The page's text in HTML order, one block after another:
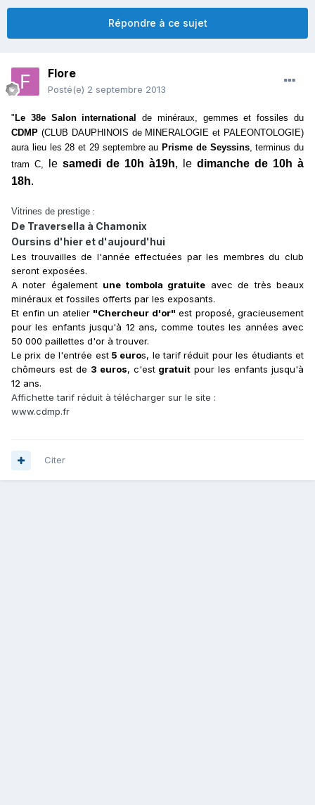
Répondre à ce sujet
Flore
Posté(e) 2 septembre 2013
" Le 38e Salon international
de minéraux, gemmes et fossiles du
CDMP (CLUB DAUPHINOIS de MINERALOGIE et PALEONTOLOGIE)
aura lieu les 28 et 29 septembre au Prisme de Seyssins, terminus du
tram C,
le samedi de 10h à19h, le dimanche de 10h à
18h.
Vitrines de prestige :
De Traversella à Chamonix
Oursins d'hier et d'aujourd'hui
Les trouvailles de l'année effectuées par les membres du club
seront exposées.
A noter également une tombola gratuite avec de très beaux
minéraux et fossiles offerts par les exposants.
Et enfin un atelier "Chercheur d'or" est proposé, gracieusement
pour les enfants jusqu'à 12 ans, comme toutes les années avec
50 000 paillettes d'or à trouver.
Le prix de l'entrée est5 euros, le tarif réduit pour les étudiants et
chômeurs est de 3 euros, c'est gratuit pour les enfants jusqu'à
12 ans.
Affichette tarif réduit à télécharger sur le site :
www.cdmp.fr
Citer